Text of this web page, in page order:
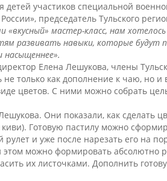
участиков специальной
председатель Тульского
«вкусный» мастер-класс, нам
развивать навыки, которые
Елена Лешукова, члены
только как дополнение к чаю, но
цветов. С ними можно собрать
Они показали, как сделать
Готовую пастилу можно
и уже после нарезать его на
этом можно формировать
их листочками. Дополнить